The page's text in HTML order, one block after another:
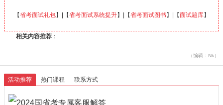
【省考面试礼包】|【省考面试系统提升】|【省考面试图书】|【面试题库】
相关内容推荐 ：
（编辑：Nk）
活动推荐 热门课程 联系方式